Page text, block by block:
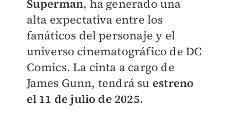
Superman, ha generado una
alta expectativa entre los
fanáticos del personaje y el
universo cinematográfico de DC
Comics. La cinta a cargo de
James Gunn, tendrá su estreno
el 11 de julio de 2025.